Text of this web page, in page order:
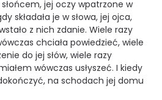
jej oczy wpatrzone w
składała je w słowa, jej ojca,
z nich zdanie. Wiele razy
chciała powiedzieć, wiele
do jej słów, wiele razy
wówczas usłyszeć. I kiedy
na schodach jej domu